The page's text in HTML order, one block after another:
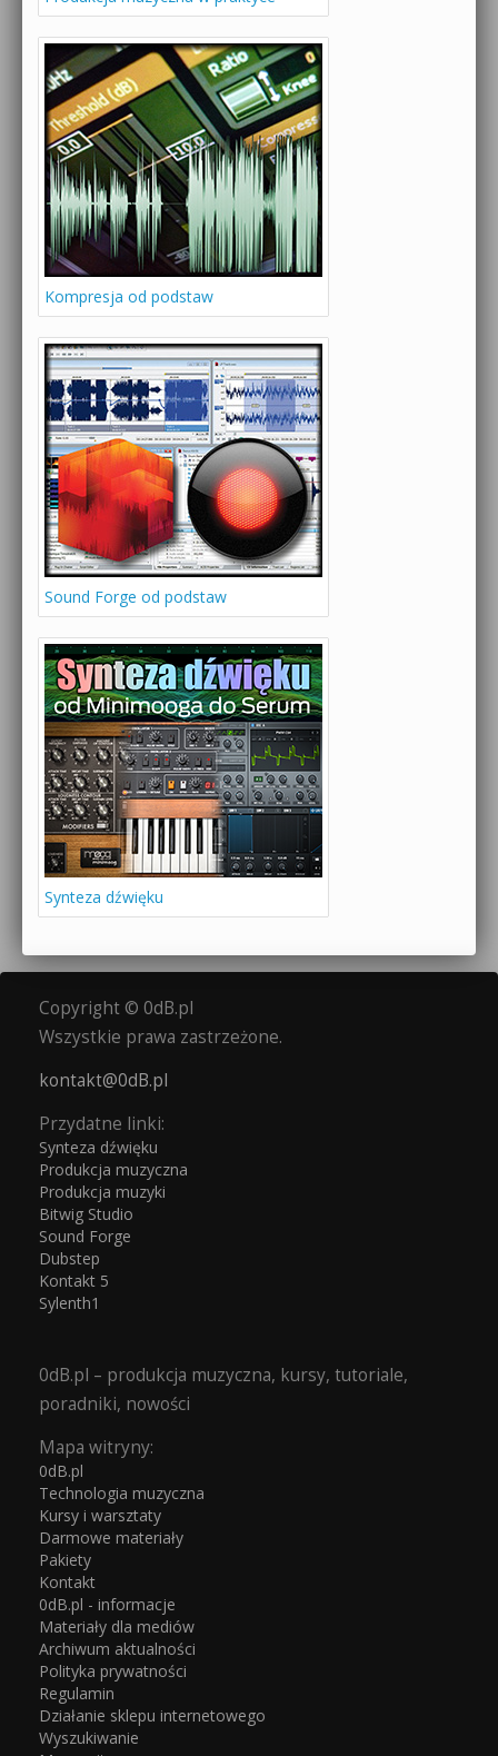
Kompresja od podstaw
Sound Forge od podstaw
Synteza dźwięku
Copyright © 0dB.pl
Wszystkie prawa zastrzeżone.
kontakt@0dB.pl
Przydatne linki:
Synteza dźwięku
Produkcja muzyczna
Produkcja muzyki
Bitwig Studio
Sound Forge
Dubstep
Kontakt 5
Sylenth1
0dB.pl – produkcja muzyczna, kursy, tutoriale,
poradniki, nowości
Mapa witryny:
0dB.pl
Technologia muzyczna
Kursy i warsztaty
Darmowe materiały
Pakiety
Kontakt
0dB.pl - informacje
Materiały dla mediów
Archiwum aktualności
Polityka prywatności
Regulamin
Działanie sklepu internetowego
Wyszukiwanie